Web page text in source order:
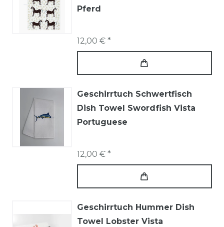
Pferd
12,00 € *
Geschirrtuch Schwertfisch
Dish Towel Swordfish Vista
Portuguese
12,00 € *
Geschirrtuch Hummer Dish
Towel Lobster Vista